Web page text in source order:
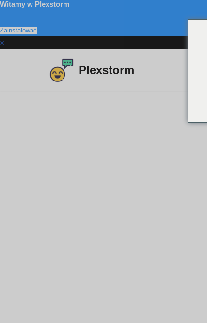
Witamy w Plexstorm
Zainstalować
×
Plexstorm